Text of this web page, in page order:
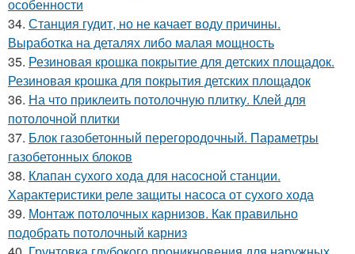
особенности
34. Станция гудит, но не качает воду причины.
Выработка на деталях либо малая мощность
35. Резиновая крошка покрытие для детских площадок.
Резиновая крошка для покрытия детских площадок
36. На что приклеить потолочную плитку. Клей для
потолочной плитки
37. Блок газобетонный перегородочный. Параметры
газобетонных блоков
38. Клапан сухого хода для насосной станции.
Характеристики реле защиты насоса от сухого хода
39. Монтаж потолочных карнизов. Как правильно
подобрать потолочный карниз